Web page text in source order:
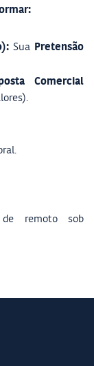
Sua Pretensão
Comercial
de remoto sob